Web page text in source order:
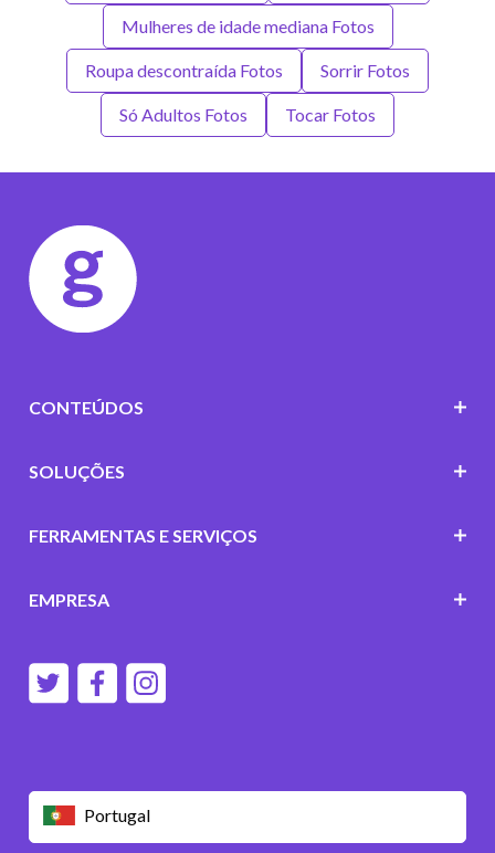
Mulheres de idade mediana Fotos
Roupa descontraída Fotos Sorrir Fotos
Só Adultos Fotos Tocar Fotos
Portugal
CONTEÚDOS
SOLUÇÕES
FERRAMENTAS E SERVIÇOS
EMPRESA